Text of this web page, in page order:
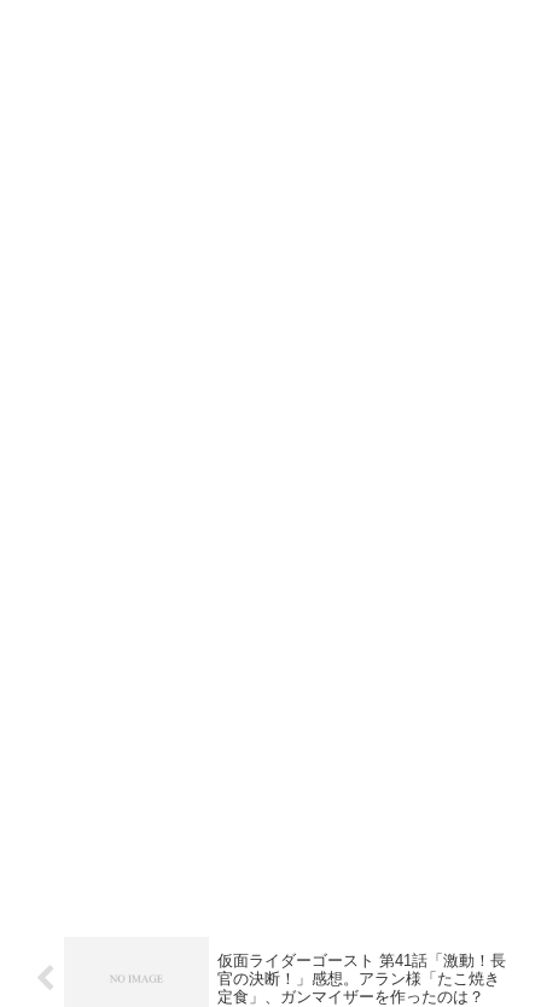
仮面ライダーゴースト 第41話「激動！長
官の決断！」感想。アラン様「たこ焼き
定食」、ガンマイザーを作ったのは？